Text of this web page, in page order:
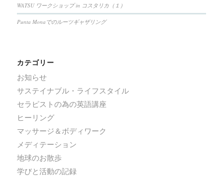
WATSU ワークショップ in コスタリカ（１）
Punta Monaでのルーツギャザリング
カテゴリー
お知らせ
サステイナブル・ライフスタイル
セラピストの為の英語講座
ヒーリング
マッサージ＆ボディワーク
メディテーション
地球のお散歩
学びと活動の記録